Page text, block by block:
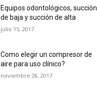
Equipos odontológicos, succión
de baja y succión de alta
julio 15, 2017
Como elegir un compresor de
aire para uso clínico?
noviembre 28, 2017